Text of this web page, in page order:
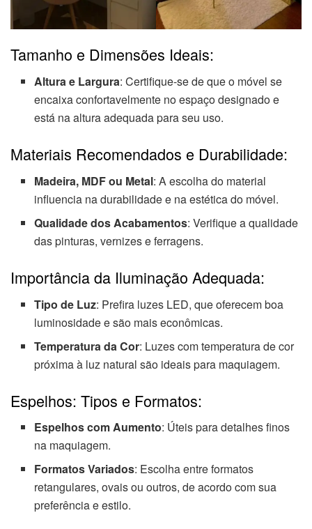
Tamanho e Dimensões Ideais:
Altura e Largura: Certifique-se de que o móvel se
encaixa confortavelmente no espaço designado e
está na altura adequada para seu uso.
Materiais Recomendados e Durabilidade:
Madeira, MDF ou Metal: A escolha do material
influencia na durabilidade e na estética do móvel.
Qualidade dos Acabamentos: Verifique a qualidade
das pinturas, vernizes e ferragens.
Importância da Iluminação Adequada:
Tipo de Luz: Prefira luzes LED, que oferecem boa
luminosidade e são mais econômicas.
Temperatura da Cor: Luzes com temperatura de cor
próxima à luz natural são ideais para maquiagem.
Espelhos: Tipos e Formatos:
Espelhos com Aumento: Úteis para detalhes finos
na maquiagem.
Formatos Variados: Escolha entre formatos
retangulares, ovais ou outros, de acordo com sua
preferência e estilo.